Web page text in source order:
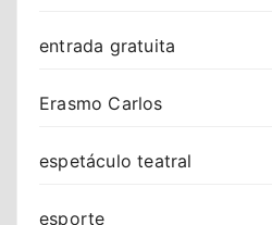
entrada gratuita
Erasmo Carlos
espetáculo teatral
esporte